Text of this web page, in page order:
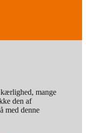
mange
den af
med denne